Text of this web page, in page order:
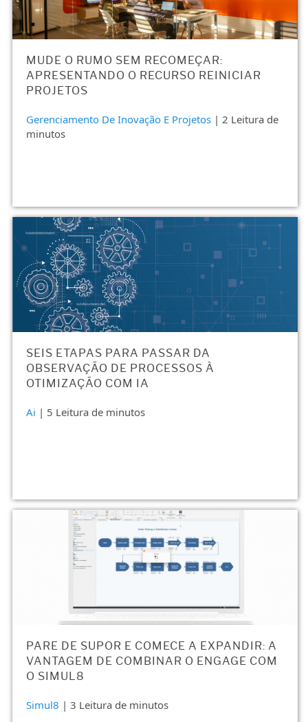
MUDE O RUMO SEM RECOMEÇAR:
APRESENTANDO O RECURSO REINICIAR
PROJETOS
Gerenciamento De Inovação E Projetos | 2 Leitura de
minutos
SEIS ETAPAS PARA PASSAR DA
OBSERVAÇÃO DE PROCESSOS À
OTIMIZAÇÃO COM IA
Ai | 5 Leitura de minutos
PARE DE SUPOR E COMECE A EXPANDIR: A
VANTAGEM DE COMBINAR O ENGAGE COM
O SIMUL8
Simul8 | 3 Leitura de minutos